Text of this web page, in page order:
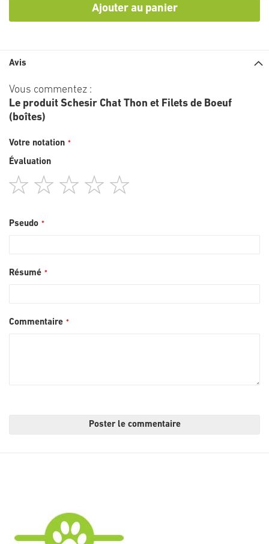
Ajouter au panier
Avis
Vous commentez :
Le produit Schesir Chat Thon et Filets de Boeuf
(boîtes)
Votre notation
Évaluation
1
star
2
stars
3
stars
4
stars
Pseudo
Résumé
Commentaire
Poster le commentaire